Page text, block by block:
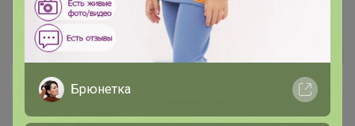
лишь членам клуба
Показать
Сибирячка
Брюнетка